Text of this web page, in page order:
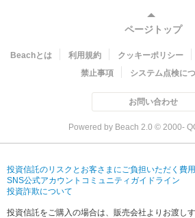
ページトップ
Beachとは 利用規約 クッキーポリシー
禁止事項
システム点検に
お問い合わせ
Powered by Beach 2.0 © 2000-
投資信託のリスクとお客さまにご負担いただく費
SNS公式アカウントコミュニティガイドライン
投資詐欺について
投資信託をご購入の場合は、販売会社よりお渡し